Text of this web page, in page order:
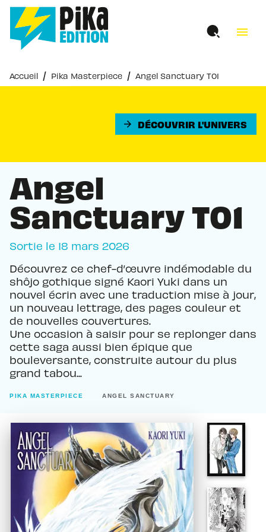
MENU RECHERCHE
PIED DE PAGE
menu
Accueil / Pika Masterpiece / Angel Sanctuary T01
arrow_forward DÉCOUVRIR L'UNIVERS
Angel
Sanctuary T01
Sortie le 18 mars 2026
Découvrez ce chef-d’œuvre indémodable du
shôjo gothique signé Kaori Yuki dans un
nouvel écrin avec une traduction mise à jour,
un nouveau lettrage, des pages couleur et
de nouvelles couvertures.
Une occasion à saisir pour se replonger dans
cette saga aussi bien épique que
bouleversante, construite autour du plus
grand tabou...
PIKA MASTERPIECE ANGEL SANCTUARY